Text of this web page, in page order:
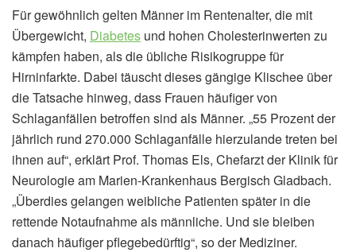
Für gewöhnlich gelten Männer im Rentenalter, die mit
Übergewicht, Diabetes und hohen Cholesterinwerten zu
kämpfen haben, als die übliche Risikogruppe für
Hirninfarkte. Dabei täuscht dieses gängige Klischee über
die Tatsache hinweg, dass Frauen häufiger von
Schlaganfällen betroffen sind als Männer. „55 Prozent der
jährlich rund 270.000 Schlaganfälle hierzulande treten bei
ihnen auf“, erklärt Prof. Thomas Els, Chefarzt der Klinik für
Neurologie am Marien-Krankenhaus Bergisch Gladbach.
„Überdies gelangen weibliche Patienten später in die
rettende Notaufnahme als männliche. Und sie bleiben
danach häufiger pflegebedürftig“, so der Mediziner.